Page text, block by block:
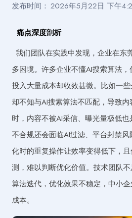
发布时间： 2026年5月22日 下午
痛点深度剖析
我们团队在实践中发现，企业在东
多困境。许多企业不懂AI搜索算法，
投入大量成本却收效甚微。比如一
却不知与AI搜索算法不匹配，导致
时，内容不被AI采信、曝光量极低
不合规还会面临AI过滤、平台封禁
化时的重复操作让效率变得低下，
测，难以判断优化价值。技术团队
算法迭代，优化效果不稳定，中小
成本。